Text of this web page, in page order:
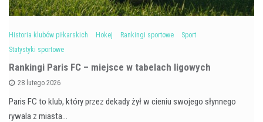
Historia klubów piłkarskich Hokej Rankingi sportowe
Sport
Statystyki sportowe
Rankingi Paris FC – miejsce w tabelach ligowych
28 lutego 2026
Paris FC to klub, który przez dekady żył w cieniu swojego słynnego
rywala z miasta…